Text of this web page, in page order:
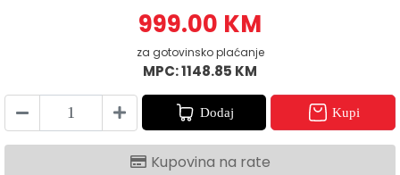
999.00 KM
za gotovinsko plaćanje
MPC: 1148.85 KM
Dodaj Kupi
Kupovina na rate